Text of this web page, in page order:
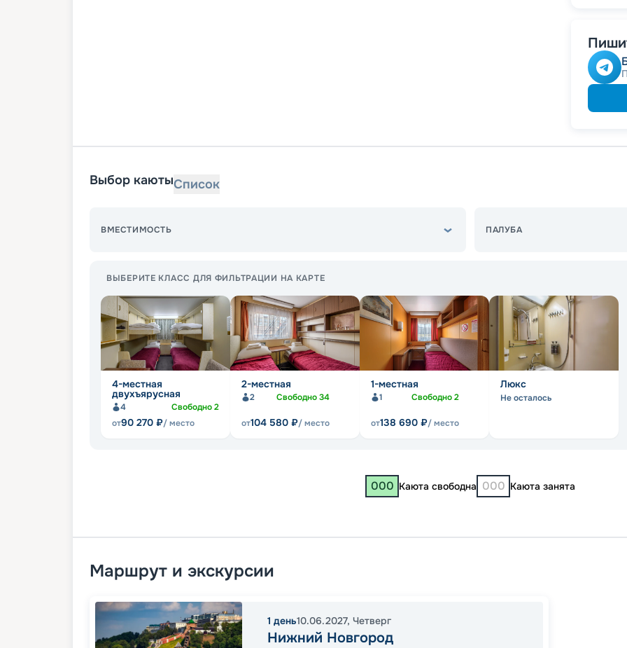
Выбор каютыСписок
ВМЕСТИМОСТЬ ПАЛУБА
ВЫБЕРИТЕ КЛАСС ДЛЯ ФИЛЬТРАЦИИ НА КАРТЕ
4-местная
двухъярусная
4 Свободно2
от90 270 ₽/ место
2-местная
2 Свободно34
от104 580 ₽/ место
1-местная
1 Свободно2
от138 690 ₽/ место
Люкс
Не осталось
000 Каюта свободна 000 Каюта занята
Маршрут и экскурсии
1 день10.06.2027, Четверг
Нижний Новгород